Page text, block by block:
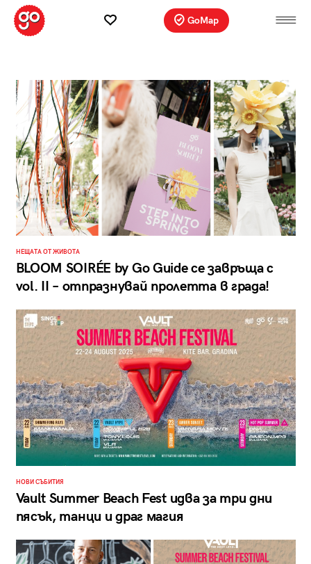
GoMap
НЕЩАТА ОТ ЖИВОТА
BLOOM SOIRÉE by Go Guide се завръща с
vol. II – отпразнувай пролетта в града!
НОВИ СЪБИТИЯ
Vault Summer Beach Fest идва за три дни
пясък, танци и драг магия